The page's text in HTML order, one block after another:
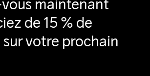
maintenant
de 15 % de
votre prochain